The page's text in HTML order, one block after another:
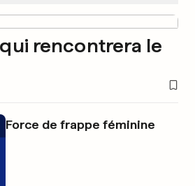
qui rencontrera le
Force de frappe féminine